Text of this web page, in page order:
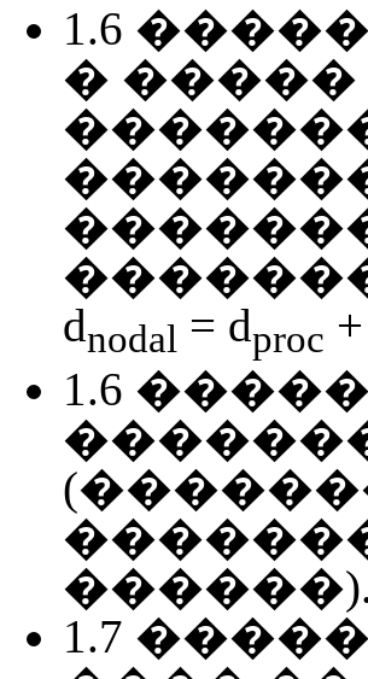
1.6
�
dnodal = dproc
1.6
1.7